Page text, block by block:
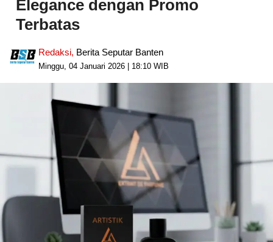
Elegance dengan Promo
Terbatas
Redaksi, Berita Seputar Banten
Minggu, 04 Januari 2026 | 18:10 WIB